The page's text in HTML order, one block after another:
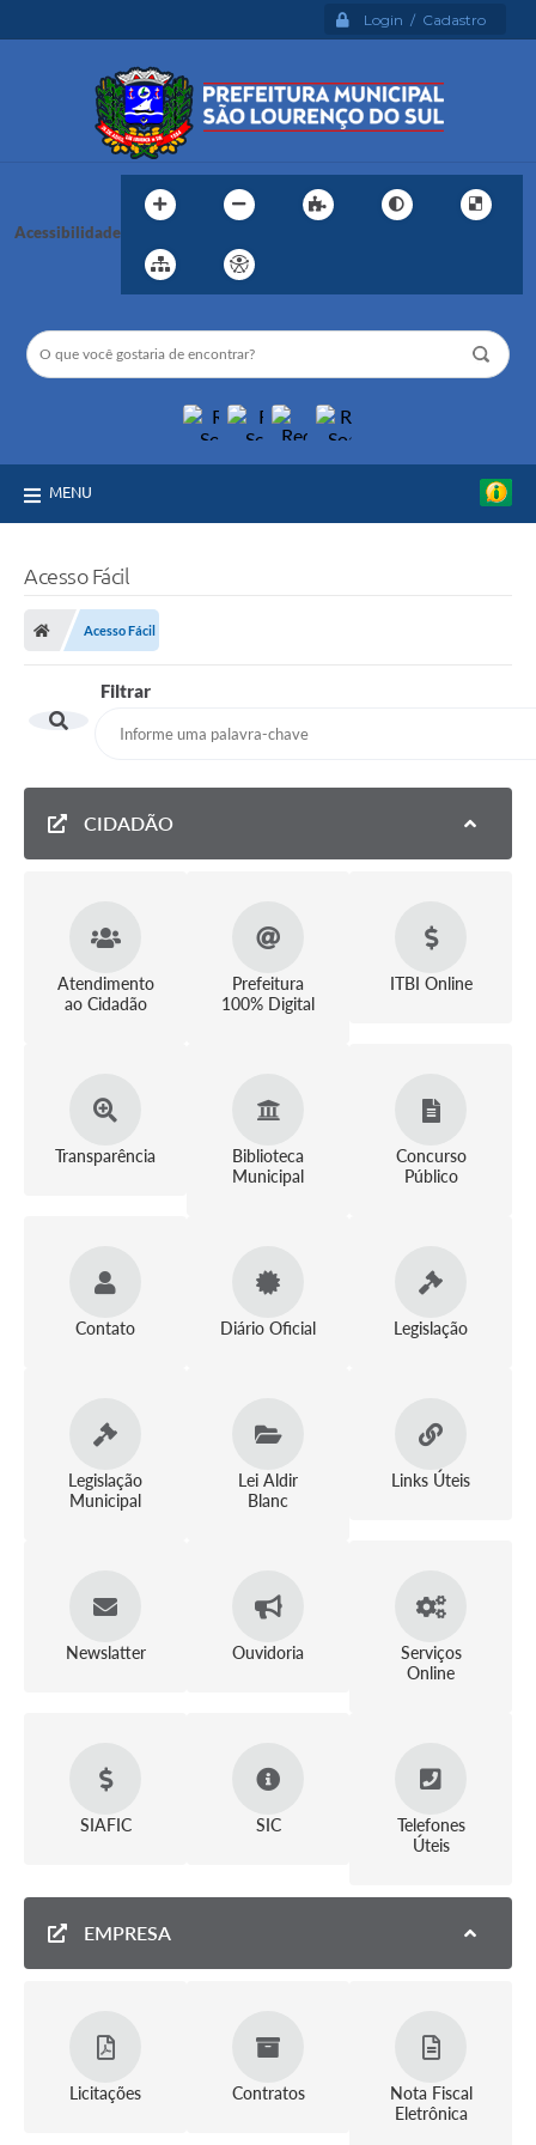
Login / Cadastro
Acessibilidade
MENU
Acesso Fácil
Acesso Fácil
Filtrar
CIDADÃO
Atendimento
ao Cidadão
Prefeitura
100% Digital
ITBI Online
Transparência
Biblioteca
Municipal
Concurso
Público
Contato Diário Oficial Legislação
Legislação
Municipal
Lei Aldir
Blanc
Links Úteis
Newslatter Ouvidoria
Serviços
Online
SIAFIC SIC
Telefones
Úteis
EMPRESA
Licitações Contratos
Nota Fiscal
Eletrônica